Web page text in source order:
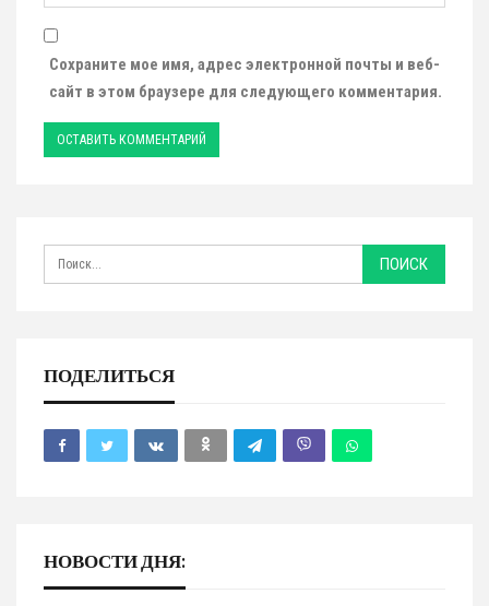
Сохраните мое имя, адрес электронной почты и веб-
сайт в этом браузере для следующего комментария.
ПОДЕЛИТЬСЯ
НОВОСТИ ДНЯ: